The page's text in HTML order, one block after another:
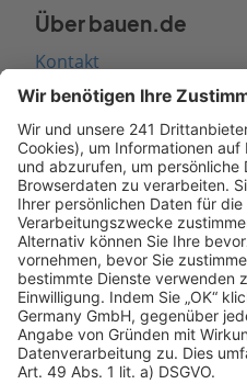
Über bauen.de
Kontakt
Seitenaufbau
Barrierefreiheit
Cookie Einstellungen
Rechtliches
AGB-Übersicht
Datenschutz
Impressum